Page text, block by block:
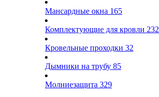
Мансардные окна 165
Комплектующие для кровли 232
Кровельные проходки 32
Дымники на трубу 85
Молниезащита 329